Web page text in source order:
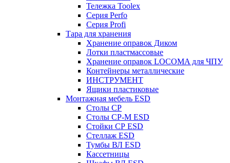
Тележка Toolex
Серия Perfo
Серия Profi
Тара для хранения
Хранение оправок Диком
Лотки пластмассовые
Хранение оправок LOCOMA для ЧПУ
Контейнеры металлические
ИНСТРУМЕНТ
Ящики пластиковые
Монтажная мебель ESD
Столы СР
Столы СР-М ESD
Стойки СР ESD
Стеллаж ESD
Тумбы ВЛ ESD
Кассетницы